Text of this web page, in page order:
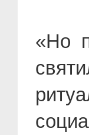
«Но